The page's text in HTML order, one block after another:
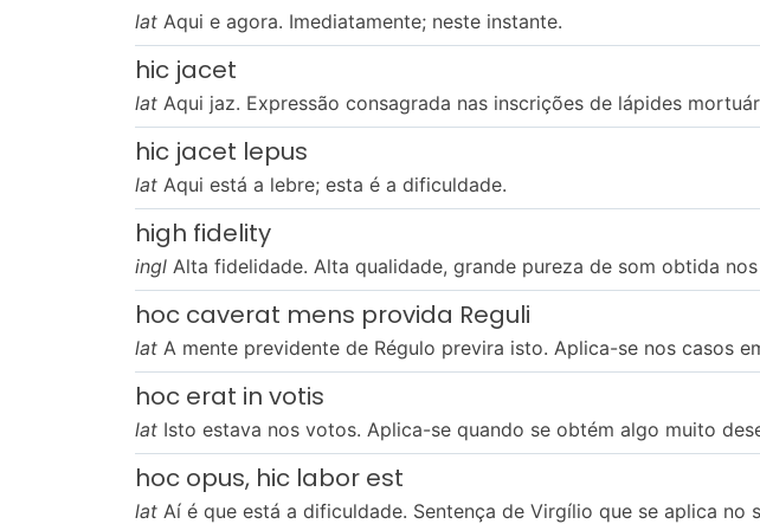
lat Aqui e agora. Imediatamente; neste instante.
hic jacet
lat Aqui jaz. Expressão consagrada nas inscrições de lápides
hic jacet lepus
lat Aqui está a lebre; esta é a dificuldade.
high fidelity
ingl Alta fidelidade. Alta qualidade, grande pureza de som obtida
hoc caverat mens provida Reguli
lat A mente previdente de Régulo previra isto. Aplica-se nos casos
hoc erat in votis
lat Isto estava nos votos. Aplica-se quando se obtém algo muito
hoc opus, hic labor est
lat Aí é que está a dificuldade. Sentença de Virgílio que se aplica no